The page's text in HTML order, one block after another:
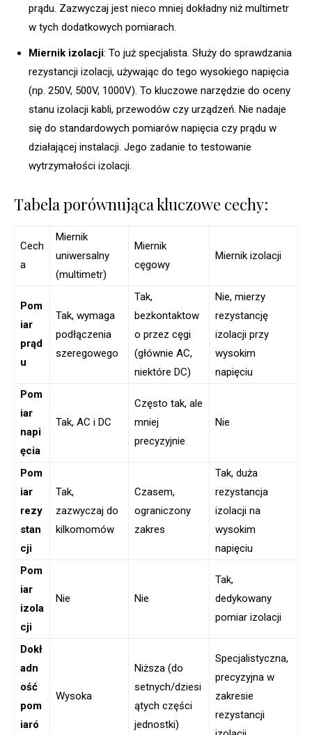
prądu. Zazwyczaj jest nieco mniej dokładny niż multimetr
w tych dodatkowych pomiarach.
Miernik izolacji: To już specjalista. Służy do sprawdzania
rezystancji izolacji, używając do tego wysokiego napięcia
(np. 250V, 500V, 1000V). To kluczowe narzędzie do oceny
stanu izolacji kabli, przewodów czy urządzeń. Nie nadaje
się do standardowych pomiarów napięcia czy prądu w
działającej instalacji. Jego zadanie to testowanie
wytrzymałości izolacji.
Tabela porównująca kluczowe cechy:
Cech
a
Miernik
uniwersalny
(multimetr)
Miernik
cęgowy
Miernik izolacji
Pom
iar
prąd
u
Tak, wymaga
podłączenia
szeregowego
Tak,
bezkontaktow
o przez cęgi
(głównie AC,
niektóre DC)
Nie, mierzy
rezystancję
izolacji przy
wysokim
napięciu
Pom
iar
napi
ęcia
Tak, AC i DC
Często tak, ale
mniej
precyzyjnie
Nie
Pom
iar
rezy
stan
cji
Tak,
zazwyczaj do
kilkomomów
Czasem,
ograniczony
zakres
Tak, duża
rezystancja
izolacji na
wysokim
napięciu
Pom
iar
izola
cji
Nie Nie
Tak,
dedykowany
pomiar izolacji
Dokł
adn
ość
pom
iaró
Wysoka
Niższa (do
setnych/dziesi
ątych części
jednostki)
Specjalistyczna,
precyzyjna w
zakresie
rezystancji